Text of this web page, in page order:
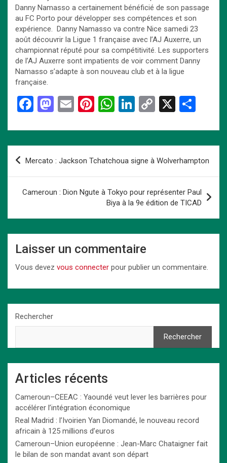
Danny Namasso a certainement bénéficié de son passage
au FC Porto pour développer ses compétences et son
expérience. Danny Namasso va contre Nice samedi 23
août découvrir la Ligue 1 française avec l’AJ Auxerre, un
championnat réputé pour sa compétitivité. Les supporters
de l’AJ Auxerre sont impatients de voir comment Danny
Namasso s’adapte à son nouveau club et à la ligue
française.
F
ce
o
k
M
st
o
d
n
E
ail
Pi
er
es
t
W
at
A
p
p
Li
ke
dI
n
C
py
Li
n
k
X
ta
er
Navigation
l’article
Mercato : Jackson Tchatchoua signe à Wolverhampton
Cameroun : Dion Ngute à Tokyo pour représenter Paul
Biya à la 9e édition de TICAD
Laisser un commentaire
Vous devez vous connecter pour publier un commentaire.
Rechercher
Rechercher
Articles récents
Cameroun–CEEAC : Yaoundé veut lever les barrières pour
accélérer l’intégration économique
Real Madrid : l’Ivoirien Yan Diomandé, le nouveau record
africain à 125 millions d’euros
Cameroun–Union européenne : Jean-Marc Chataigner fait
le bilan de son mandat avant son départ